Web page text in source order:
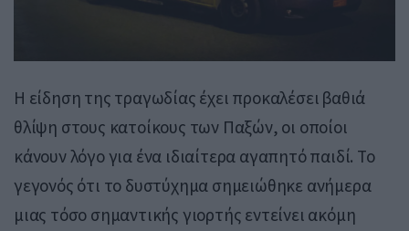
Η είδηση της τραγωδίας έχει προκαλέσει βαθιά
θλίψη στους κατοίκους των Παξών, οι οποίοι
κάνουν λόγο για ένα ιδιαίτερα αγαπητό παιδί. Το
γεγονός ότι το δυστύχημα σημειώθηκε ανήμερα
μιας τόσο σημαντικής γιορτής εντείνει ακόμη